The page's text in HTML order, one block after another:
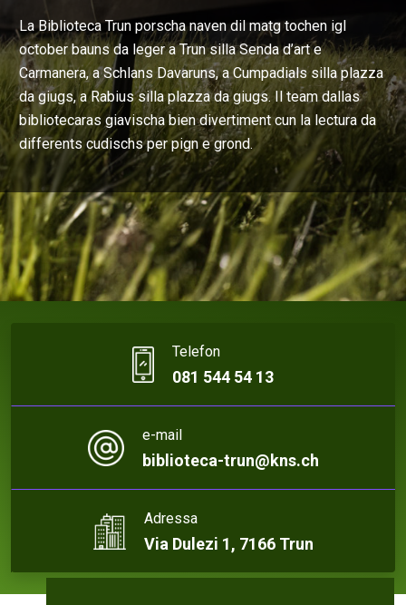
La Biblioteca Trun porscha naven dil matg tochen igl
october bauns da leger a Trun silla Senda d’art e
Carmanera, a Schlans Davaruns, a Cumpadials silla plazza
da giugs, a Rabius silla plazza da giugs. Il team dallas
bibliotecaras giavischa bien divertiment cun la lectura da
differents cudischs per pign e grond.
Telefon
081 544 54 13
e-mail
biblioteca-trun@kns.ch
Adressa
Via Dulezi 1, 7166 Trun